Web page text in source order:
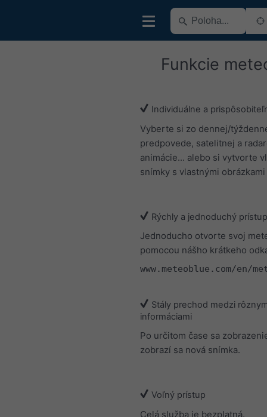
Funkcie
Individuálne a
Vyberte si zo dennej/
predpovede, satelitnej a
animácie... alebo si vytvorte
snímky s vlastnými
Rýchly a jednoduchý prístup
Jednoducho otvorte svoj
pomocou nášho krátkeho
www.meteoblue.com/en/
Stály prechod medzi
informáciami
Po určitom čase sa
zobrazí sa nová snímka.
Voľný prístup
Celá služba je bezplatná.